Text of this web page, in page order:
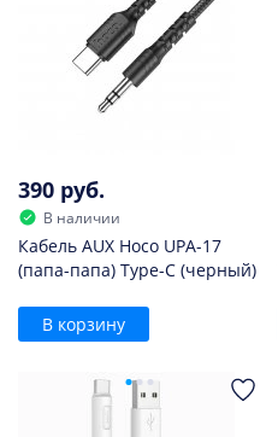
390 руб.
В наличии
Кабель AUX Hoco UPA-17
(папа-папа) Type-C (черный)
В корзину